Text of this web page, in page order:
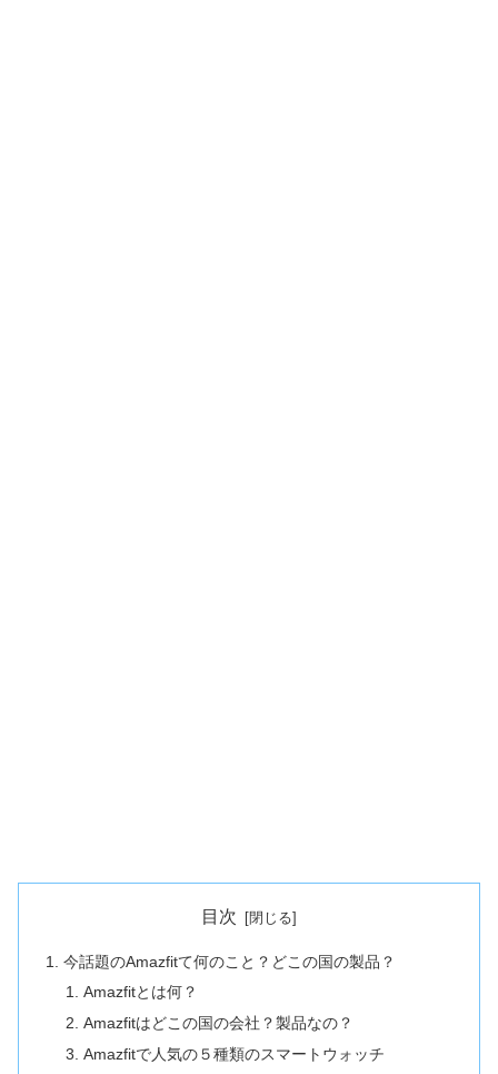
目次
今話題のAmazfitて何のこと？どこの国の製品？
Amazfitとは何？
Amazfitはどこの国の会社？製品なの？
Amazfitで人気の５種類のスマートウォッチ